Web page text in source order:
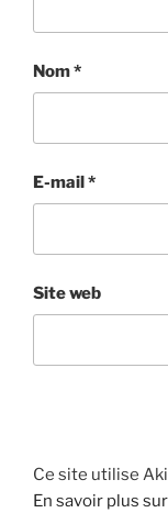
Nom*
E-mail*
Site web
Ce site utilise
En savoir plus